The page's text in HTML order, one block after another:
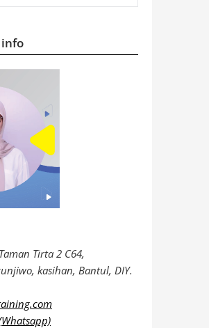
Tirta 2 C64,
kasihan, Bantul, DIY.